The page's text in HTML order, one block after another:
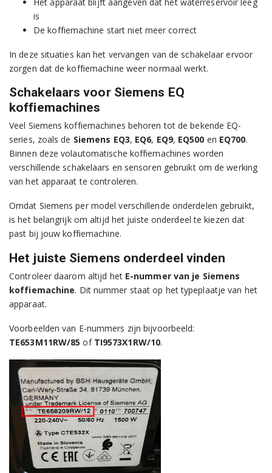
is
De koffiemachine start niet meer correct
In deze situaties kan het vervangen van de schakelaar ervoor
zorgen dat de koffiemachine weer normaal werkt.
Schakelaars voor Siemens EQ
koffiemachines
Veel Siemens koffiemachines behoren tot de bekende EQ-
series, zoals de Siemens EQ3, EQ6, EQ9, EQ500 en EQ700.
Binnen deze volautomatische koffiemachines worden
verschillende schakelaars en sensoren gebruikt om de werking
van het apparaat te controleren.
Omdat Siemens per model verschillende onderdelen gebruikt,
is het belangrijk om altijd het juiste onderdeel te kiezen dat
past bij jouw koffiemachine.
Het juiste Siemens onderdeel vinden
Controleer daarom altijd het E-nummer van je Siemens
koffiemachine. Dit nummer staat op het typeplaatje van het
apparaat.
Voorbeelden van E-nummers zijn bijvoorbeeld:
TE653M11RW/85 of TI9573X1RW/10.